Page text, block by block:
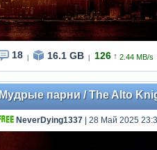
18 16.1 GB 126 ↑ 2.44 MB/s
Мудрые парни / The Alto
NeverDying1337 | 28 Май 2025